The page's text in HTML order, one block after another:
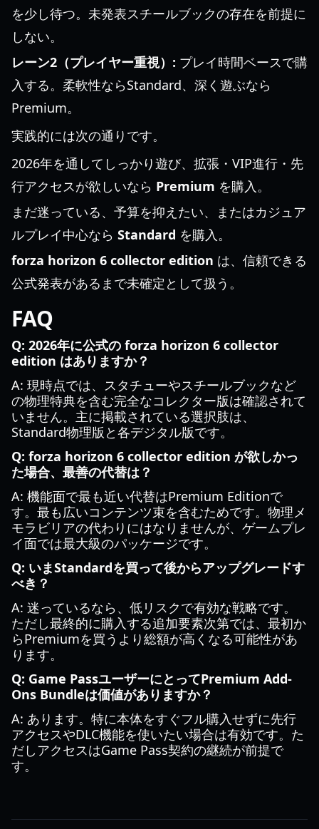
を少し待つ。未発表スチールブックの存在を前提に
しない。
レーン2（プレイヤー重視）: プレイ時間ベースで購
入する。柔軟性ならStandard、深く遊ぶなら
Premium。
実践的には次の通りです。
2026年を通してしっかり遊び、拡張・VIP進行・先
行アクセスが欲しいなら Premium を購入。
まだ迷っている、予算を抑えたい、またはカジュア
ルプレイ中心なら Standard を購入。
forza horizon 6 collector edition は、信頼できる
公式発表があるまで未確定として扱う。
FAQ
Q: 2026年に公式の forza horizon 6 collector
edition はありますか？
A: 現時点では、スタチューやスチールブックなど
の物理特典を含む完全なコレクター版は確認されて
いません。主に掲載されている選択肢は、
Standard物理版と各デジタル版です。
Q: forza horizon 6 collector edition が欲しかっ
た場合、最善の代替は？
A: 機能面で最も近い代替はPremium Editionで
す。最も広いコンテンツ束を含むためです。物理メ
モラビリアの代わりにはなりませんが、ゲームプレ
イ面では最大級のパッケージです。
Q: いまStandardを買って後からアップグレードす
べき？
A: 迷っているなら、低リスクで有効な戦略です。
ただし最終的に購入する追加要素次第では、最初か
らPremiumを買うより総額が高くなる可能性があ
ります。
Q: Game PassユーザーにとってPremium Add-
Ons Bundleは価値がありますか？
A: あります。特に本体をすぐフル購入せずに先行
アクセスやDLC機能を使いたい場合は有効です。た
だしアクセスはGame Pass契約の継続が前提で
す。